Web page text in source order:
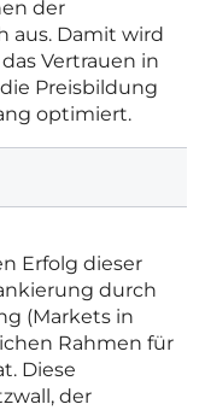
der
aus. Damit wird
Vertrauen in
Preisbildung
optimiert.
Erfolg dieser
durch
(Markets in
Rahmen für
Diese
der